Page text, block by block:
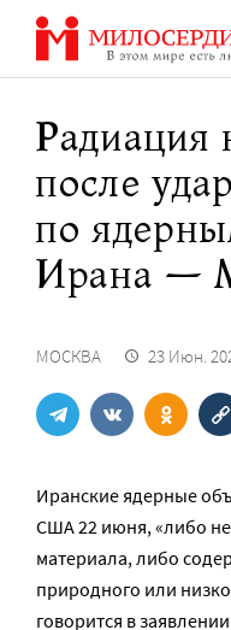
Перейти
содержанию
Радиация
после
по
Ирана —
МОСКВА 23 Июн.
Иранские ядерные
США 22 июня, «либо
материала, либо
природного или
говорится в